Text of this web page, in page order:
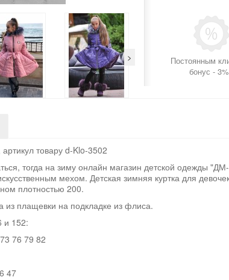
>
Постоянным
бонус -
товару d-Klo-3502
тогда на зиму онлайн магазин детской одежды
мехом. Детская зимняя куртка для
плотностью 200.
из плащевки на подкладке из флиса.
и 152:
76 79 82
47